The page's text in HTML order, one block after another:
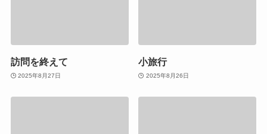
訪問を終えて
2025年8月27日
小旅行
2025年8月26日